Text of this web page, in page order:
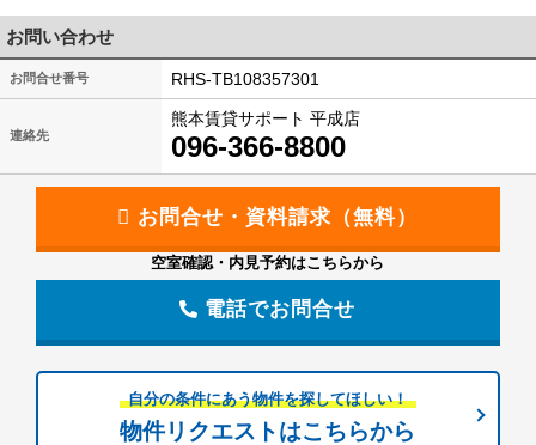
お問い合わせ
お問合せ番号 RHS-TB108357301
連絡先
熊本賃貸サポート 平成店
096-366-8800
空室確認・内見予約はこちらから
電話でお問合せ
自分の条件にあう物件を探してほしい！
物件リクエストはこちらから